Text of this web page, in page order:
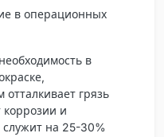
в операционных
в
грязь
коррозии и
на 25-30%